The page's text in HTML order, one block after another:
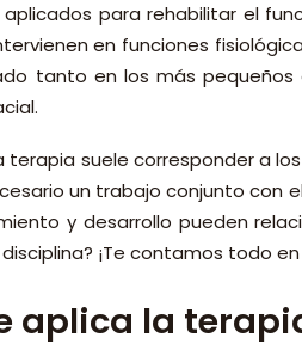
para rehabilitar el
en funciones
tanto en los más
terapia suele corresponder a
un trabajo conjunto con
y desarrollo pueden
¡Te contamos todo
aplica la